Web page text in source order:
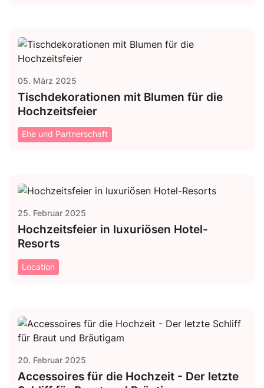
05. März 2025
Tischdekorationen mit Blumen für die
Hochzeitsfeier
Ehe und Partnerschaft
25. Februar 2025
Hochzeitsfeier in luxuriösen Hotel-
Resorts
Location
20. Februar 2025
Accessoires für die Hochzeit - Der letzte